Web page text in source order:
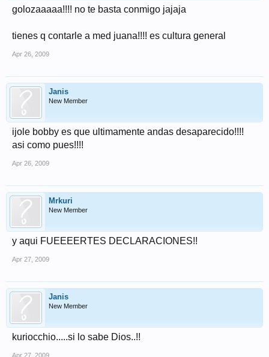
golozaaaaa!!!! no te basta conmigo jajaja
tienes q contarle a med juana!!!! es cultura general
Apr 26, 2009
Janis
New Member
ijole bobby es que ultimamente andas desaparecido!!!!
asi como pues!!!!
Apr 26, 2009
Mrkuri
New Member
y aqui FUEEEERTES DECLARACIONES!!
Apr 27, 2009
Janis
New Member
kuriocchio.....si lo sabe Dios..!!
Apr 27, 2009